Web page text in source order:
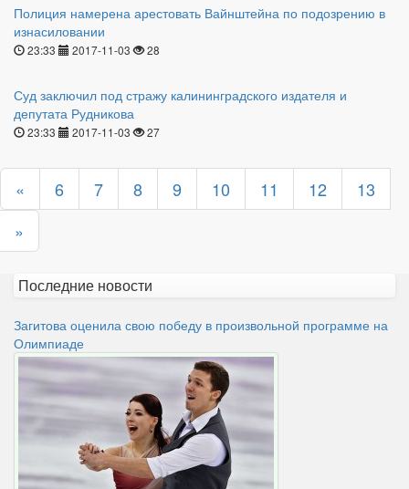
Полиция намерена арестовать Вайнштейна по подозрению в
изнасиловании
23:33 2017-11-03 28
Суд заключил под стражу калининградского издателя и
депутата Рудникова
23:33 2017-11-03 27
« 6 7 8 9 10 11 12
13
»
Последние новости
Загитова оценила свою победу в произвольной программе на
Олимпиаде